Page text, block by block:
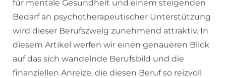
für mentale Gesundheit und einem steigenden
Bedarf an psychotherapeutischer Unterstützung
wird dieser Berufszweig zunehmend attraktiv. In
diesem Artikel werfen wir einen genaueren Blick
auf das sich wandelnde Berufsbild und die
finanziellen Anreize, die diesen Beruf so reizvoll